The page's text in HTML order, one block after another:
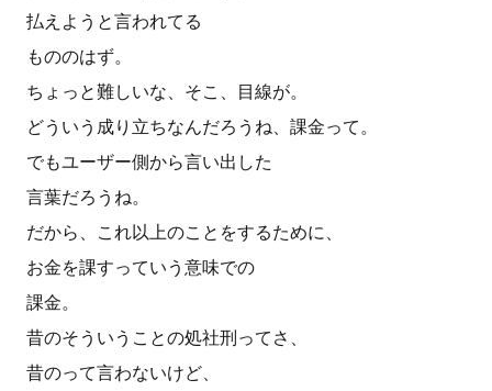
払えようと言われてる
もののはず。
ちょっと難しいな、そこ、目線が。
どういう成り立ちなんだろうね、課金って。
でもユーザー側から言い出した
言葉だろうね。
だから、これ以上のことをするために、
お金を課すっていう意味での
課金。
昔のそういうことの処社刑ってさ、
昔のって言わないけど、